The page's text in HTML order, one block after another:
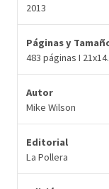
2013
Páginas y
483 páginas I
Autor
Mike Wilson
Editorial
La Pollera